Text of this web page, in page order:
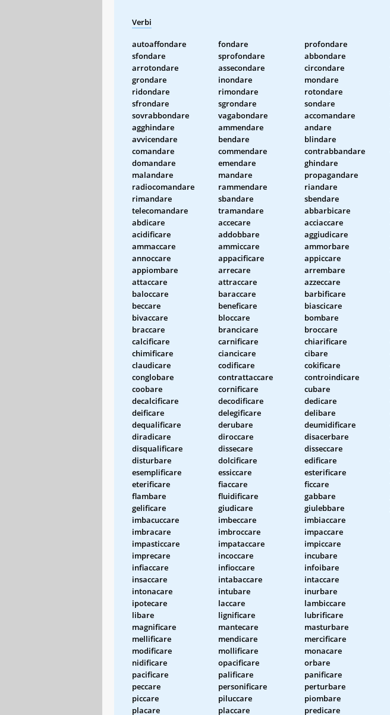
Verbi
autoaffondare fondare profondare
sfondare
sprofondare abbondare
arrotondare
assecondare circondare
grondare
inondare mondare
ridondare
rimondare rotondare
sfrondare
sgrondare sondare
sovrabbondare
vagabondare accomandare
agghindare
ammendare andare
avvicendare
bendare blindare
comandare
commendare contrabbandare
domandare
emendare ghindare
malandare
mandare propagandare
radiocomandare
rammendare riandare
rimandare
sbandare sbendare
telecomandare
tramandare abbarbicare
abdicare
accecare acciaccare
acidificare
addobbare aggiudicare
ammaccare
ammiccare ammorbare
annoccare
appacificare appiccare
appiombare
arrecare arrembare
attaccare
attraccare azzeccare
baloccare
baraccare barbificare
beccare
beneficare biascicare
bivaccare
bloccare bombare
braccare
brancicare broccare
calcificare
carnificare chiarificare
chimificare
ciancicare cibare
claudicare
codificare cokificare
conglobare
contrattaccare controindicare
coobare
cornificare cubare
decalcificare
decodificare dedicare
deificare
delegificare delibare
dequalificare
derubare deumidificare
diradicare
diroccare disacerbare
disqualificare
dissecare disseccare
disturbare
dolcificare edificare
esemplificare
essiccare esterificare
eterificare
fiaccare ficcare
flambare
fluidificare gabbare
gelificare
giudicare giulebbare
imbacuccare
imbeccare imbiaccare
imbracare
imbroccare impaccare
impasticcare
impataccare impiccare
imprecare
incoccare incubare
infiaccare
infioccare infoibare
insaccare
intabaccare intaccare
intonacare
intubare inurbare
ipotecare
laccare lambiccare
libare
lignificare lubrificare
magnificare
mantecare masturbare
mellificare
mendicare mercificare
modificare
mollificare monacare
nidificare
opacificare orbare
pacificare
palificare panificare
peccare
personificare perturbare
piccare
piluccare piombare
placare
placcare predicare